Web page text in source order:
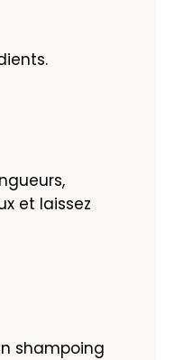
et laissez
shampoing